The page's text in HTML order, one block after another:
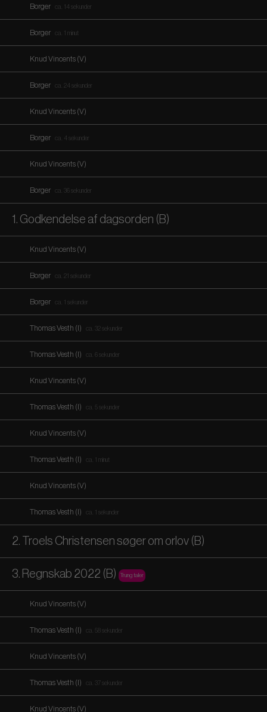
Borger ca. 14 sekunder
Borger ca. 1 minut
Knud Vincents (V)
Borger ca. 24 sekunder
Knud Vincents (V)
Borger ca. 4 sekunder
Knud Vincents (V)
Borger ca. 36 sekunder
1. Godkendelse af dagsorden (B)
Knud Vincents (V)
Borger ca. 21 sekunder
Borger ca. 1 sekunder
Thomas Vesth (I) ca. 32 sekunder
Thomas Vesth (I) ca. 6 sekunder
Knud Vincents (V)
Thomas Vesth (I) ca. 5 sekunder
Knud Vincents (V)
Thomas Vesth (I) ca. 1 minut
Knud Vincents (V)
Thomas Vesth (I) ca. 1 sekunder
2. Troels Christensen søger om orlov (B)
3. Regnskab 2022 (B) Trung taler
Knud Vincents (V)
Thomas Vesth (I) ca. 58 sekunder
Knud Vincents (V)
Thomas Vesth (I) ca. 37 sekunder
Knud Vincents (V)